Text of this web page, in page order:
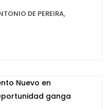
DE PEREIRA,